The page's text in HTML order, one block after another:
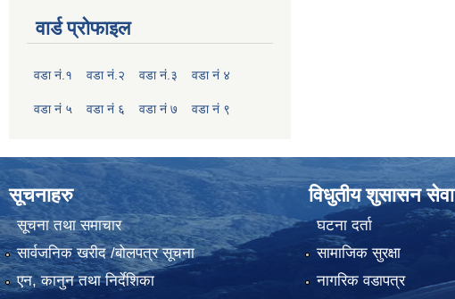
वार्ड प्रोफाइल
वडा नं.१ वडा नं.२ वडा नं.३ वडा नं ४
वडा नं ५ वडा नं ६ वडा नं ७ वडा नं ९
सूचनाहरु
सूचना तथा समाचार
सार्वजनिक खरीद /बोलपत्र सूचना
एन, कानुन तथा निर्देशिका
विधुतीय शुसासन सेवा
घटना दर्ता
सामाजिक सुरक्षा
नागरिक वडापत्र